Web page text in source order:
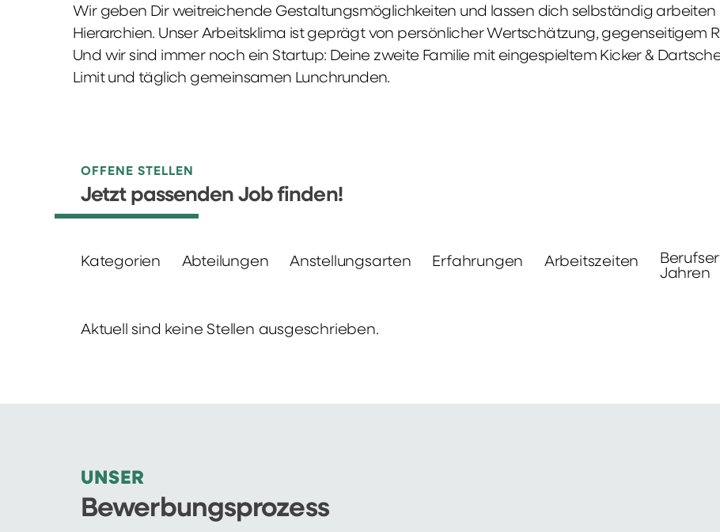
Wir geben Dir weitreichende Gestaltungsmöglichkeiten und lassen dich selbständig
Hierarchien. Unser Arbeitsklima ist geprägt von persönlicher Wertschätzung, gegenseitigem
Und wir sind immer noch ein Startup: Deine zweite Familie mit eingespieltem Kicker &
Limit und täglich gemeinsamen Lunchrunden.
OFFENE STELLEN
Jetzt passenden Job finden!
Kategorien Abteilungen Anstellungsarten Erfahrungen Arbeitszeiten
Jahren
Aktuell sind keine Stellen ausgeschrieben.
UNSER
Bewerbungsprozess